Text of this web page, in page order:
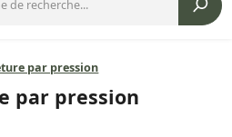
par pression
par pression